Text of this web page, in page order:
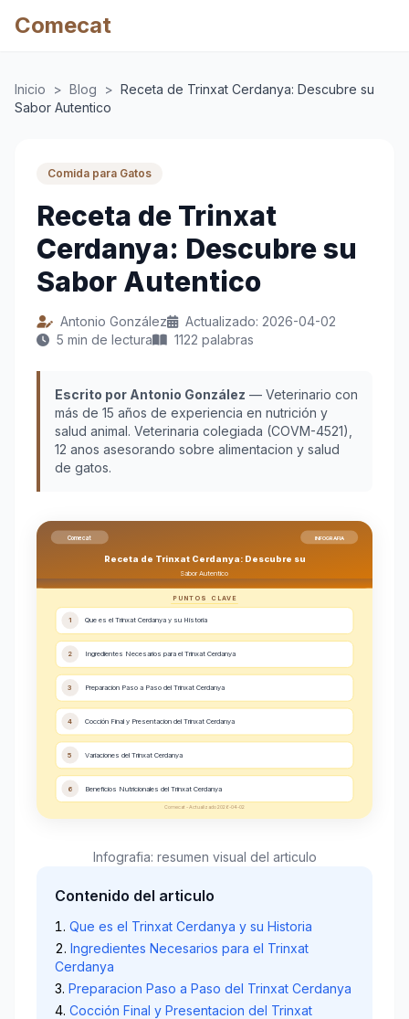
Comecat
Inicio > Blog > Receta de Trinxat Cerdanya: Descubre su
Sabor Autentico
Comida para Gatos
Receta de Trinxat
Cerdanya: Descubre su
Sabor Autentico
Antonio González
Actualizado: 2026-04-02
5 min de lectura
1122 palabras
Escrito por Antonio González — Veterinario con
más de 15 años de experiencia en nutrición y
salud animal. Veterinaria colegiada (COVM-4521),
12 anos asesorando sobre alimentacion y salud
de gatos.
Comecat INFOGRAFIA
Receta de Trinxat Cerdanya: Descubre su
Sabor Autentico
PUNTOS CLAVE
1 Que es el Trinxat Cerdanya y su Historia
2 Ingredientes Necesarios para el Trinxat Cerdanya
3 Preparacion Paso a Paso del Trinxat Cerdanya
4 Cocción Final y Presentacion del Trinxat Cerdanya
5 Variaciones del Trinxat Cerdanya
6 Beneficios Nutricionales del Trinxat Cerdanya
Comecat - Actualizado 2026-04-02
Infografia: resumen visual del articulo
Contenido del articulo
Que es el Trinxat Cerdanya y su Historia
Ingredientes Necesarios para el Trinxat
Cerdanya
Preparacion Paso a Paso del Trinxat Cerdanya
Cocción Final y Presentacion del Trinxat